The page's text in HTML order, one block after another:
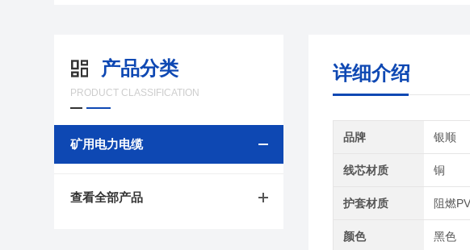
产品分类
PRODUCT CLASSIFICATION
矿用电力电缆
查看全部产品
详细介绍
品牌 银顺
线芯材质 铜
护套材质 阻燃
颜色 黑色